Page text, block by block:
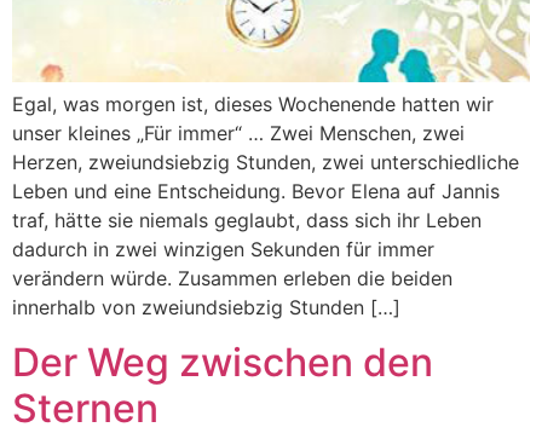
Egal, was morgen ist, dieses Wochenende hatten wir
unser kleines „Für immer“ … Zwei Menschen, zwei
Herzen, zweiundsiebzig Stunden, zwei unterschiedliche
Leben und eine Entscheidung. Bevor Elena auf Jannis
traf, hätte sie niemals geglaubt, dass sich ihr Leben
dadurch in zwei winzigen Sekunden für immer
verändern würde. Zusammen erleben die beiden
innerhalb von zweiundsiebzig Stunden […]
Der Weg zwischen den
Sternen